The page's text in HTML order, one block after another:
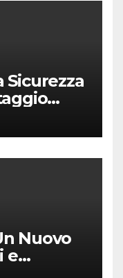
Sicurezza
Nuovo
e